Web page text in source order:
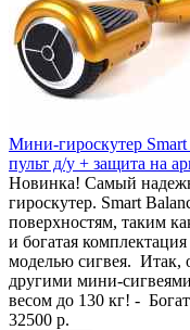
Мини-гироскутер Smart
пульт д/у + защита на
Новинка! Самый
гироскутер. Smart
поверхностям, таким
и богатая
моделью сигвея. Итак,
другими мини-
весом до 130 кг! -
32500 р.